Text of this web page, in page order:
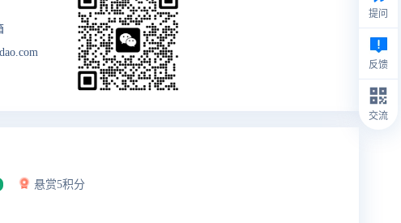
悬赏5积分
提问
反馈
交流